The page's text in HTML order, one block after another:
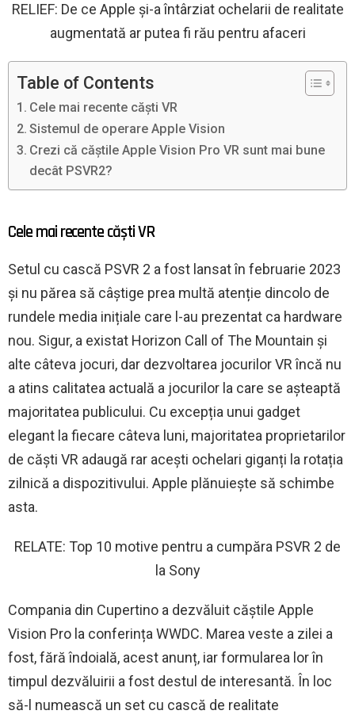
RELIEF: De ce Apple și-a întârziat ochelarii de realitate
augmentată ar putea fi rău pentru afaceri
Table of Contents
Cele mai recente căști VR
Sistemul de operare Apple Vision
Crezi că căștile Apple Vision Pro VR sunt mai bune
decât PSVR2?
Cele mai recente căști VR
Setul cu cască PSVR 2 a fost lansat în februarie 2023
și nu părea să câștige prea multă atenție dincolo de
rundele media inițiale care l-au prezentat ca hardware
nou. Sigur, a existat Horizon Call of The Mountain și
alte câteva jocuri, dar dezvoltarea jocurilor VR încă nu
a atins calitatea actuală a jocurilor la care se așteaptă
majoritatea publicului. Cu excepția unui gadget
elegant la fiecare câteva luni, majoritatea proprietarilor
de căști VR adaugă rar acești ochelari giganți la rotația
zilnică a dispozitivului. Apple plănuiește să schimbe
asta.
RELATE: Top 10 motive pentru a cumpăra PSVR 2 de
la Sony
Compania din Cupertino a dezvăluit căștile Apple
Vision Pro la conferința WWDC. Marea veste a zilei a
fost, fără îndoială, acest anunț, iar formularea lor în
timpul dezvăluirii a fost destul de interesantă. În loc
să-l numească un set cu cască de realitate